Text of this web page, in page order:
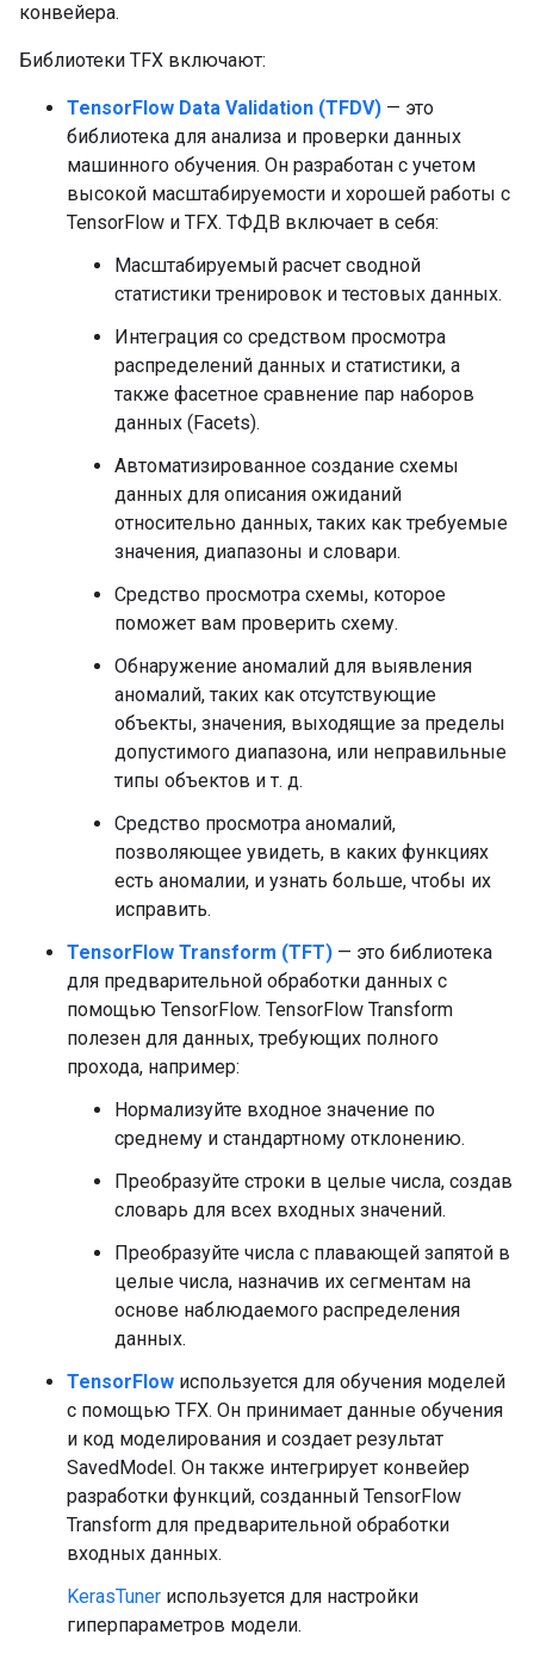
конвейера.
Библиотеки TFX включают:
TensorFlow Data Validation (TFDV) — это
библиотека для анализа и проверки данных
машинного обучения. Он разработан с учетом
высокой масштабируемости и хорошей работы с
TensorFlow и TFX. ТФДВ включает в себя:
Масштабируемый расчет сводной
статистики тренировок и тестовых данных.
Интеграция со средством просмотра
распределений данных и статистики, а
также фасетное сравнение пар наборов
данных (Facets).
Автоматизированное создание схемы
данных для описания ожиданий
относительно данных, таких как требуемые
значения, диапазоны и словари.
Средство просмотра схемы, которое
поможет вам проверить схему.
Обнаружение аномалий для выявления
аномалий, таких как отсутствующие
объекты, значения, выходящие за пределы
допустимого диапазона, или неправильные
типы объектов и т. д.
Средство просмотра аномалий,
позволяющее увидеть, в каких функциях
есть аномалии, и узнать больше, чтобы их
исправить.
TensorFlow Transform (TFT) — это библиотека
для предварительной обработки данных с
помощью TensorFlow. TensorFlow Transform
полезен для данных, требующих полного
прохода, например:
Нормализуйте входное значение по
среднему и стандартному отклонению.
Преобразуйте строки в целые числа, создав
словарь для всех входных значений.
Преобразуйте числа с плавающей запятой в
целые числа, назначив их сегментам на
основе наблюдаемого распределения
данных.
TensorFlow используется для обучения моделей
с помощью TFX. Он принимает данные обучения
и код моделирования и создает результат
SavedModel. Он также интегрирует конвейер
разработки функций, созданный TensorFlow
Transform для предварительной обработки
входных данных.
KerasTuner используется для настройки
гиперпараметров модели.